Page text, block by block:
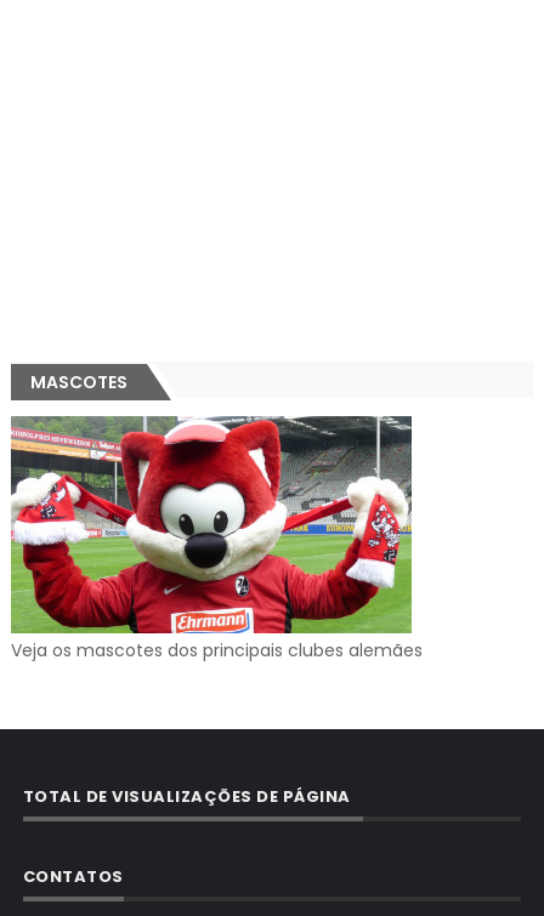
MASCOTES
Veja os mascotes dos principais clubes alemães
TOTAL DE VISUALIZAÇÕES DE PÁGINA
CONTATOS